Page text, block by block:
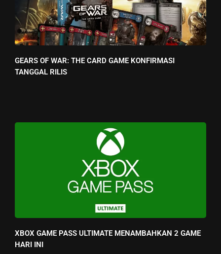
GEARS OF WAR: THE CARD GAME KONFIRMASI
TANGGAL RILIS
XBOX GAME PASS ULTIMATE MENAMBAHKAN 2 GAME
HARI INI